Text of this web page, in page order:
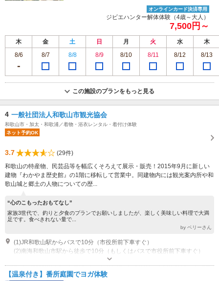
オンラインカード決済専用
ジビエハンター解体体験（4歳～大人）
7,500円～
木 金 土 日 月 火 水
木
8/6
8/7 8/8 8/9 8/10 8/11 8/12 8/13
この施設のプランをもっと見る
4 一般社団法人和歌山市観光協会
和歌山市・加太・和歌浦／着物・浴衣レンタル・着付け体験
ネット予約OK
3.7
(29件)
和歌山の特産物、民芸品等を幅広くそろえて展示・販売！2015年9月に新しい
建物『わかやま歴史館』の1階に移転して営業中。同建物内には観光案内所や和
歌山城と郷土の人物についての歴...
“心のこもったおもてなし”
家族3世代で、釣りと夕食のプランでお願いしましたが、楽しく美味しい料理で大満
足です。食べきれない量で...
by ベリーさん
(1)JR和歌山駅からバスで10分（市役所前下車すぐ）
(2)南海和歌山市駅から徒歩で10分（もしくはバスで市役所前下車すぐ）
営業時間：9:00～17:00 年中無休(年末年始は休業)
【温泉付き】番所庭園でヨガ体験